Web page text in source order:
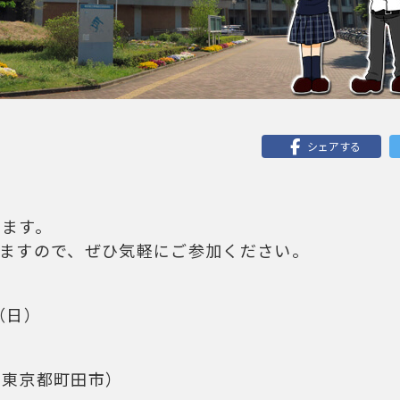
シェアする
す。
すので、ぜひ気軽にご参加ください。
）
京都町田市）